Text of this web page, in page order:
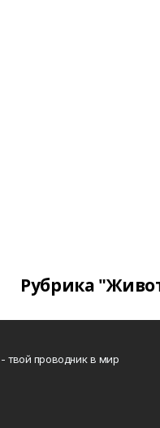
Рубрика
твой проводник в мир